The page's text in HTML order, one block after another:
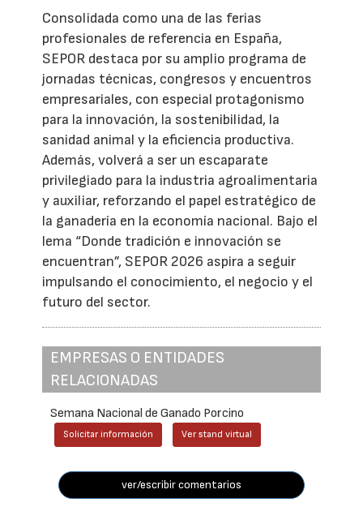
Consolidada como una de las ferias
profesionales de referencia en España,
SEPOR destaca por su amplio programa de
jornadas técnicas, congresos y encuentros
empresariales, con especial protagonismo
para la innovación, la sostenibilidad, la
sanidad animal y la eficiencia productiva.
Además, volverá a ser un escaparate
privilegiado para la industria agroalimentaria
y auxiliar, reforzando el papel estratégico de
la ganadería en la economía nacional. Bajo el
lema “Donde tradición e innovación se
encuentran”, SEPOR 2026 aspira a seguir
impulsando el conocimiento, el negocio y el
futuro del sector.
EMPRESAS O ENTIDADES
RELACIONADAS
Semana Nacional de Ganado Porcino
Solicitar información Ver stand virtual
ver/escribir comentarios